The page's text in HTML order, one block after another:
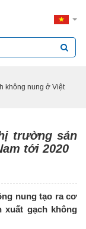
không nung ở Việt
trường sản
tới 2020
nung tạo ra cơ
gạch không